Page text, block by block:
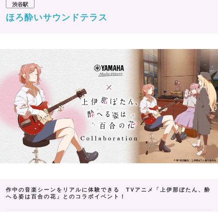
渋谷駅
ほろ酔いサウンドテラス
作中の音楽シーンをリアルに体験できる TVアニメ「上伊那ぼたん、酔
へる姿は百合の花」とのコラボイベント！